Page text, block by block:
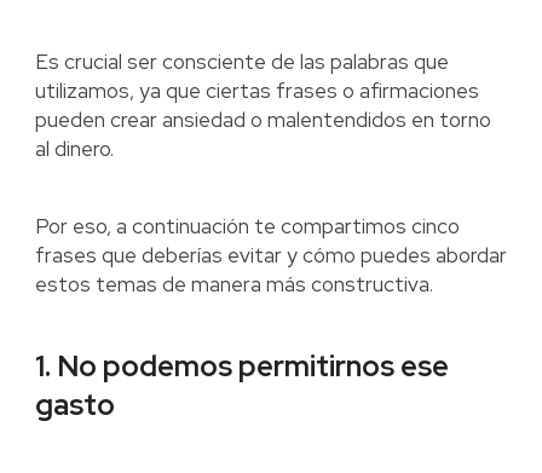
Es crucial ser consciente de las palabras que
utilizamos, ya que ciertas frases o afirmaciones
pueden crear ansiedad o malentendidos en torno
al dinero.
Por eso, a continuación te compartimos cinco
frases que deberías evitar y cómo puedes abordar
estos temas de manera más constructiva.
1. No podemos permitirnos ese
gasto